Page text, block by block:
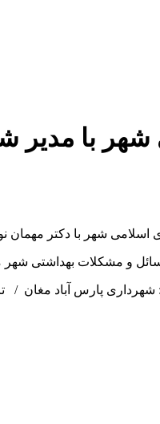
با مدیر
اسلامی شهر با دکتر مهمان
پارس آباد مغان / تاریخ انتشار :